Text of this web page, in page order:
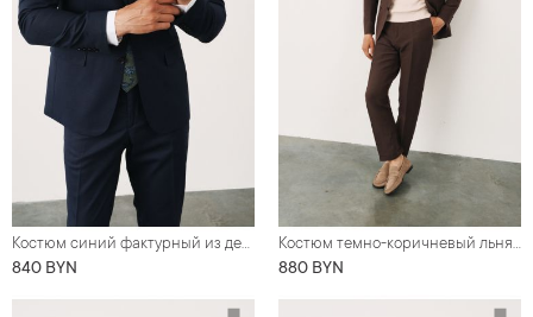
Костюм синий фактурный из деликатной шерсти
840 BYN
Костюм темно-коричневый льняной
880 BYN